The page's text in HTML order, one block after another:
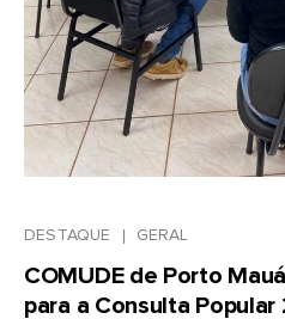
DESTAQUE GERAL
COMUDE de Porto
para a Consulta